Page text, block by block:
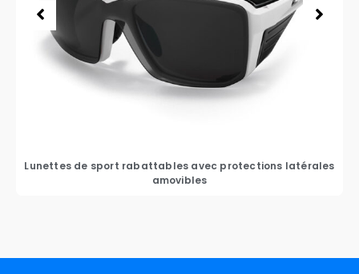
Lunettes de sport rabattables avec protections latérales
amovibles